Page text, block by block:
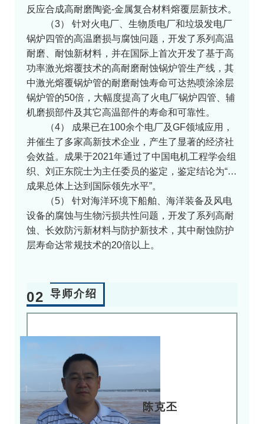
反应合成高耐磨陶瓷-金属复合材料熔覆层新技术。
（3） 针对火电厂、生物质电厂和垃圾发电厂
锅炉四管的高温磨损与腐蚀问题，开发了系列高温
耐磨、耐蚀新材料，并在国际上首次开发了基于高
功率激光熔覆技术的高耐磨耐蚀锅炉管生产线，其
中激光熔覆锅炉管的耐磨耐蚀寿命可达热喷涂涂层
锅炉管的50倍，大幅度提高了火电厂锅炉四管、辅
机磨损部件及其它高温部件的寿命和可靠性。
（4） 成果已在100余个电厂及GF领域应用，
并催生了多家高新技术企业，产生了显著的经济社
会效益。成果于2021年通过了中国电机工程学会组
织、刘正东院士为主任委员的鉴定，鉴定结论为“…
成果总体上达到国际领先水平”。
（5） 针对海洋环境下船舶、海洋装备及风电
设备的腐蚀与生物污损共性问题，开发了系列高耐
蚀、长效防污新材料与防护新技术，其中耐蚀防护
层寿命达常规技术的20倍以上。
02 导师介绍
陈克丕